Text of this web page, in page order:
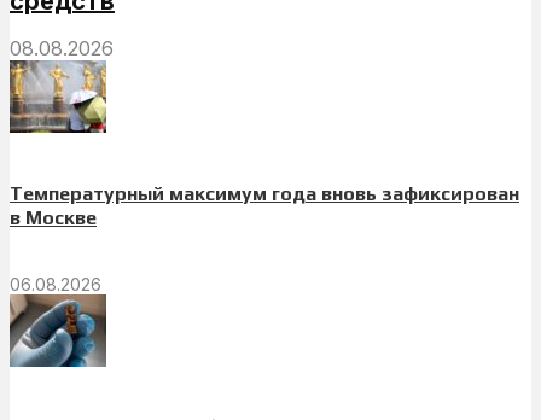
08.08.2026
Температурный максимум года вновь зафиксирован
в Москве
06.08.2026